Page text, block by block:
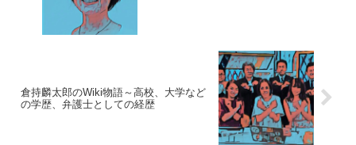
倉持麟太郎のWiki物語～高校、大学など
の学歴、弁護士としての経歴